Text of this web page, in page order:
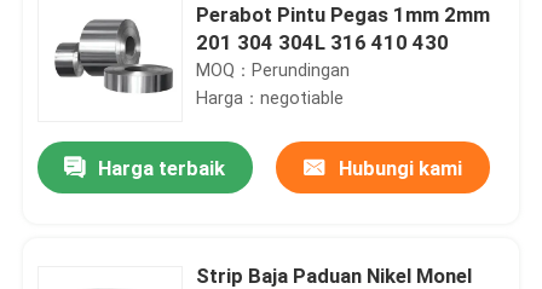
Perabot Pintu Pegas 1mm 2mm
201 304 304L 316 410 430
MOQ：Perundingan
Harga：negotiable
Harga terbaik Hubungi kami
Strip Baja Paduan Nikel Monel